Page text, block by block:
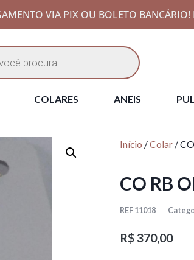
VIA PIX OU BOLETO BANCÁRIO!
COLARES ANEIS
Início /Colar /
CO RB
REF 11018
R$370,00